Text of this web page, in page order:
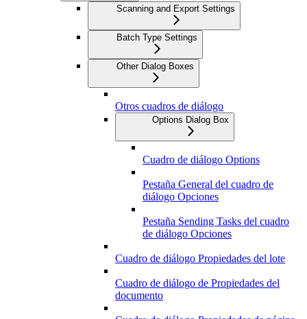
Scanning and Export Settings
Batch Type Settings
Other Dialog Boxes
Otros cuadros de diálogo
Options Dialog Box
Cuadro de diálogo Options
Pestaña General del cuadro de
diálogo Opciones
Pestaña Sending Tasks del cuadro
de diálogo Opciones
Cuadro de diálogo Propiedades del lote
Cuadro de diálogo de Propiedades del
documento